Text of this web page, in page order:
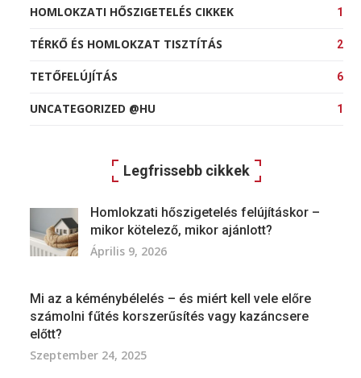
HOMLOKZATI HŐSZIGETELÉS CIKKEK 1
TÉRKŐ ÉS HOMLOKZAT TISZTÍTÁS 2
TETŐFELÚJÍTÁS 6
UNCATEGORIZED @HU 1
Legfrissebb cikkek
Homlokzati hőszigetelés felújításkor –
mikor kötelező, mikor ajánlott?
Április 9, 2026
Mi az a kéménybélelés – és miért kell vele előre
számolni fűtés korszerűsítés vagy kazáncsere
előtt?
Szeptember 24, 2025